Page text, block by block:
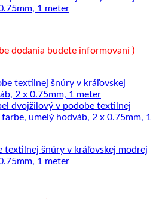
1 meter
dodania budete informovaní )
textilnej šnúry v kráľovskej modrej
1 meter